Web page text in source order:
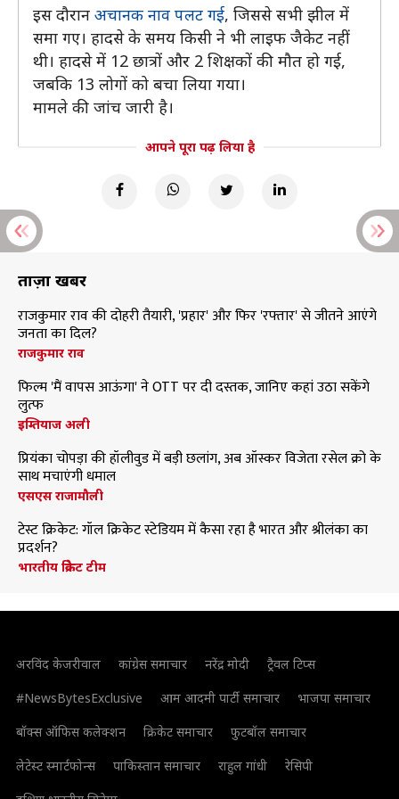
इस दौरान अचानक नाव पलट गई, जिससे सभी झील में
समा गए। हादसे के समय किसी ने भी लाइफ जैकेट नहीं
थी। हादसे में 12 छात्रों और 2 शिक्षकों की मौत हो गई,
जबकि 13 लोगों को बचा लिया गया।
मामले की जांच जारी है।
आपने पूरा पढ़ लिया है
ताज़ा खबरें
राजकुमार राव की दोहरी तैयारी, 'प्रहार' और फिर 'रफ्तार' से जीतने आएंगे
जनता का दिल?
राजकुमार राव
फिल्म 'मैं वापस आऊंगा' ने OTT पर दी दस्तक, जानिए कहां उठा सकेंगे
लुत्फ
इम्तियाज अली
प्रियंका चोपड़ा की हॉलीवुड में बड़ी छलांग, अब ऑस्कर विजेता रसेल क्रो के
साथ मचाएंगी धमाल
एसएस राजामौली
टेस्ट क्रिकेट: गॉल क्रिकेट स्टेडियम में कैसा रहा है भारत और श्रीलंका का
प्रदर्शन?
भारतीय क्रिकेट टीम
अरविंद केजरीवाल कांग्रेस समाचार नरेंद्र मोदी
ट्रैवल टिप्स
#NewsBytesExclusive
आम आदमी पार्टी समाचार
भाजपा समाचार
बॉक्स ऑफिस कलेक्शन
क्रिकेट समाचार
फुटबॉल समाचार
लेटेस्ट स्मार्टफोन्स
पाकिस्तान समाचार राहुल गांधी
रेसिपी